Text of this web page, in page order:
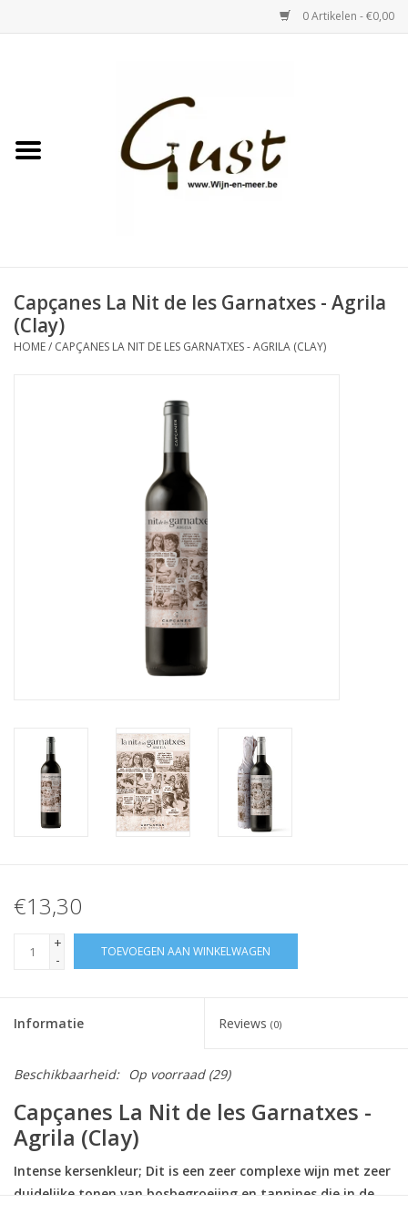
0 Artikelen - €0,00
Witte wijn
Bubbels & Vermout
Sterke Dranken
Capçanes La Nit de les Garnatxes - Agrila
(Clay)
HOME/ CAPÇANES LA NIT DE LES GARNATXES - AGRILA (CLAY)
€13,30
+
-
TOEVOEGEN AAN WINKELWAGEN
Informatie Reviews (0)
Beschikbaarheid: Op voorraad(29)
Capçanes La Nit de les Garnatxes -
Agrila (Clay)
Intense kersenkleur; Dit is een zeer complexe wijn met zeer
duidelijke tonen van bosbegroeiing en tannines die in de